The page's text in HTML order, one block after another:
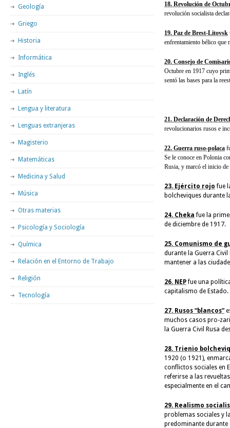
18. Revolución de
revolución socialista
19. Paz de Brest-Litovsk
enfrentamiento bélico que
20. Consejo de
Octubre en 1917 cuyo
sentó las bases para la
21. Declaración de
revolucionarios rusos e
22. Guerra ruso-polaca
Se le conoce en Polonia
Rusia, y marcó el inicio
23. Ejército rojo fue
bolcheviques durante
24. Cheka fue la
de diciembre de 1917.
25. Comunismo de
durante la Guerra
mantener a las
26. NEPfue una
capitalismo de Estado.
27. Rusos “blancos”
muchos casos pro-
la Guerra Civil Rusa
28. Trienio
1920 (o 1921),
conflictos sociales en
referirse a las
especialmente en el
29. Realismo
problemas sociales y
predominante durante
Geología
Griego
Historia
Informática
Inglés
Latín
Lengua y literatura
Lenguas extranjeras
Magisterio
Matemáticas
Medicina y Salud
Música
Otras materias
Psicología y Sociología
Química
Relación en el Entorno de Trabajo
Religión
Tecnología